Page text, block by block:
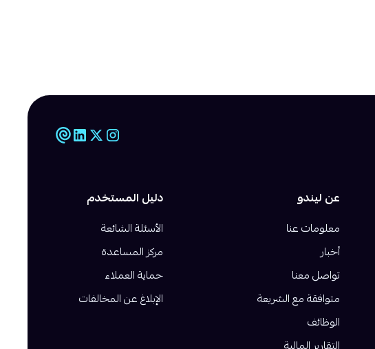
عن ليندو
معلومات عنا
أخبار
تواصل معنا
متوافقة مع الشريعة
الوظائف
دليل المستخدم
الأسئلة الشائعة
مركز المساعدة
حماية العملاء
الإبلاغ عن المخالفات